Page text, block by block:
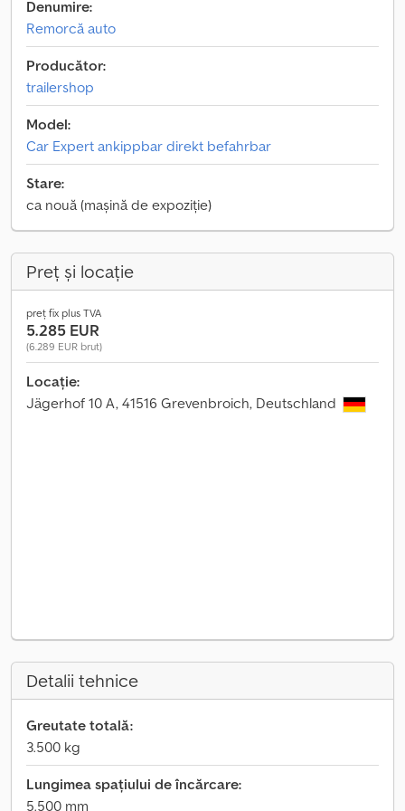
Denumire:
Remorcă auto
Producător:
trailershop
Model:
Car Expert ankippbar direkt befahrbar
Stare:
ca nouă (mașină de expoziție)
Preț și locație
preț fix plus TVA
5.285 EUR
(6.289 EUR brut)
Locație:
Jägerhof 10 A, 41516 Grevenbroich, Deutschland
Detalii tehnice
Greutate totală:
3.500 kg
Lungimea spațiului de încărcare:
5.500 mm